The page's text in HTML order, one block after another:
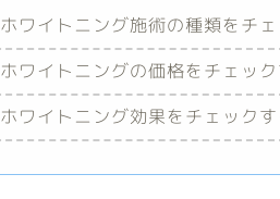
ホワイトニング施術の種類をチ
ホワイトニングの価格をチェック
ホワイトニング効果をチェックす